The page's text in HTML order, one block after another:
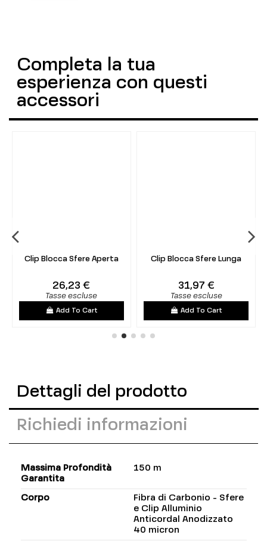
Completa la tua
esperienza con questi
accessori
Clip Blocca Sfere Aperta
26,23 €
Tasse escluse
Add To Cart
Clip Blocca Sfere Lunga
31,97 €
Tasse escluse
Add To Cart
Dettagli del prodotto
Richiedi informazioni
Massima Profondità
Garantita
150 m
Corpo
Fibra di Carbonio - Sfere
e Clip Alluminio
Anticordal Anodizzato
40 micron